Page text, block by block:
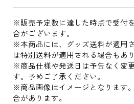
※販売予定数に達した時点で受付
合がございます。
※本商品には、グッズ送料が適用
は特別送料が適用される場合もあり
※商品仕様や発送日は予告なく変
す。予めご了承ください。
※商品画像はイメージとなります
合があります。